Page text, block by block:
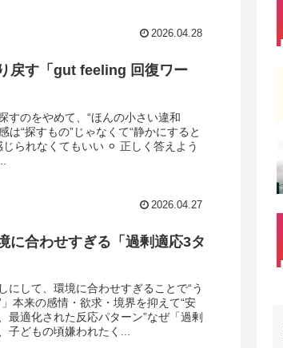
2026.04.28
戻す「gut feeling 回復ワー
すのをやめて、“ほんの小さい違和
は“探すもの”じゃなくて“静かにすると
られなくてもいい ⚪︎ 正しく答えよう
2026.04.27
に合わせすぎる「過剰適応3タ
にして、環境に合わせすぎることで“う
本来の感情・欲求・境界を抑えて“安
最適化された反応パターン”なぜ「過剰
子どもの頃嫌われたく...